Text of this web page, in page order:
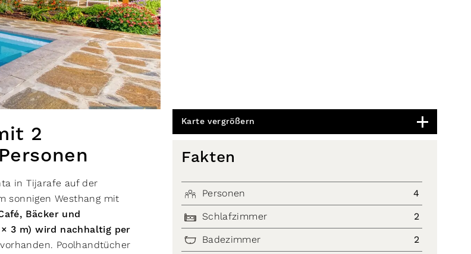
2
in Tijarafe auf der
sonnigen Westhang mit
Bäcker und
3 m) wird nachhaltig per
Poolhandtücher
Karte vergrößern
Fakten
Personen 4
Schlafzimmer 2
Badezimmer 2